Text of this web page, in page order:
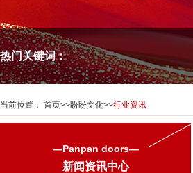
热门关键词：
当前位置： 首页>>盼盼文化>>行业资讯
—Panpan doors—
新闻资讯中心